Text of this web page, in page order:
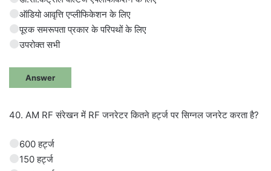
ऑडियो आवृत्ति एप्लीफिकेशन के लिए
पूरक समरूपता प्रकार के परिपथों के लिए
उपरोक्त सभी
Answer
40. AM RF संरेखन में RF जनरेटर कितने हर्ट्ज पर सिग्नल जनरेट करता है?
600 हर्ट्ज
150 हर्ट्ज